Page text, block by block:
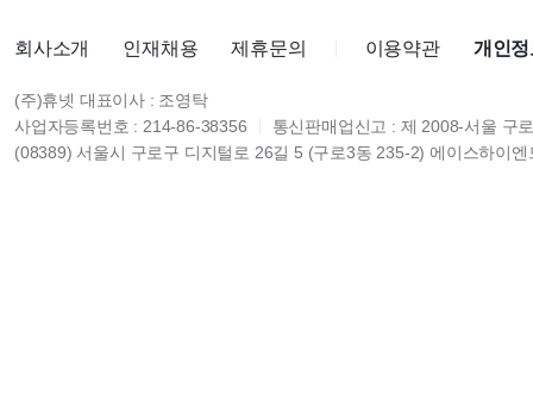
회사소개 인재채용 제휴문의 이용약관 개인
(주)휴넷 대표이사 : 조영탁
사업자등록번호 : 214-86-38356
통신판매업신고 : 제 2008-서울 구
(08389) 서울시 구로구 디지털로 26길 5 (구로3동 235-2) 에이스하이